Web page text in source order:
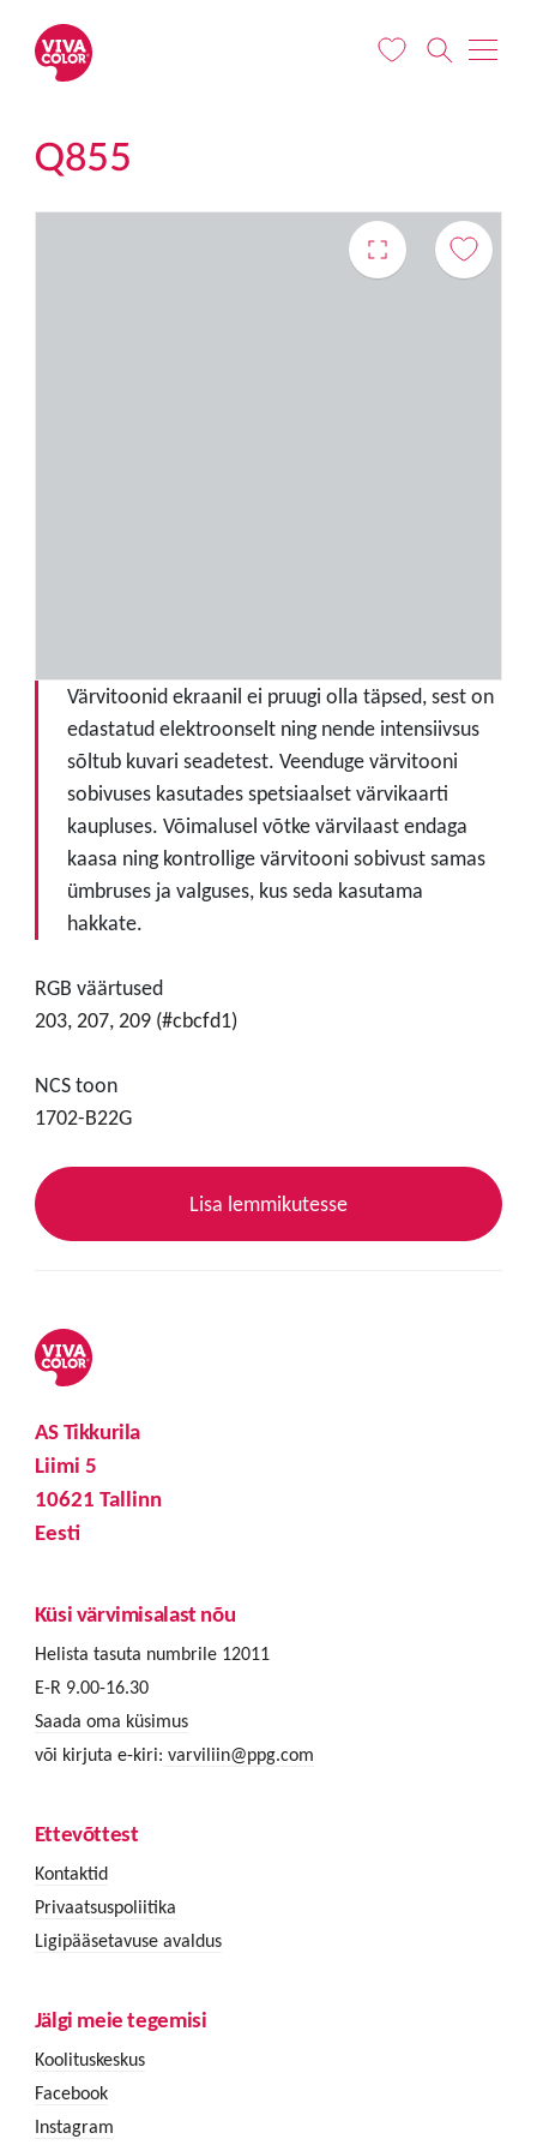
Q855
Värvitoonid ekraanil ei pruugi olla täpsed, sest on
edastatud elektroonselt ning nende intensiivsus
sõltub kuvari seadetest. Veenduge värvitooni
sobivuses kasutades spetsiaalset värvikaarti
kaupluses. Võimalusel võtke värvilaast endaga
kaasa ning kontrollige värvitooni sobivust samas
ümbruses ja valguses, kus seda kasutama
hakkate.
RGB väärtused
203, 207, 209 (#cbcfd1)
NCS toon
1702-B22G
Lisa lemmikutesse
AS Tikkurila
Liimi 5
10621 Tallinn
Eesti
Küsi värvimisalast nõu
Helista tasuta numbrile 12011
E-R 9.00-16.30
Saada oma küsimus
või kirjuta e-kiri: varviliin@ppg.com
Ettevõttest
Kontaktid
Privaatsuspoliitika
Ligipääsetavuse avaldus
Jälgi meie tegemisi
Koolituskeskus
Facebook
Instagram